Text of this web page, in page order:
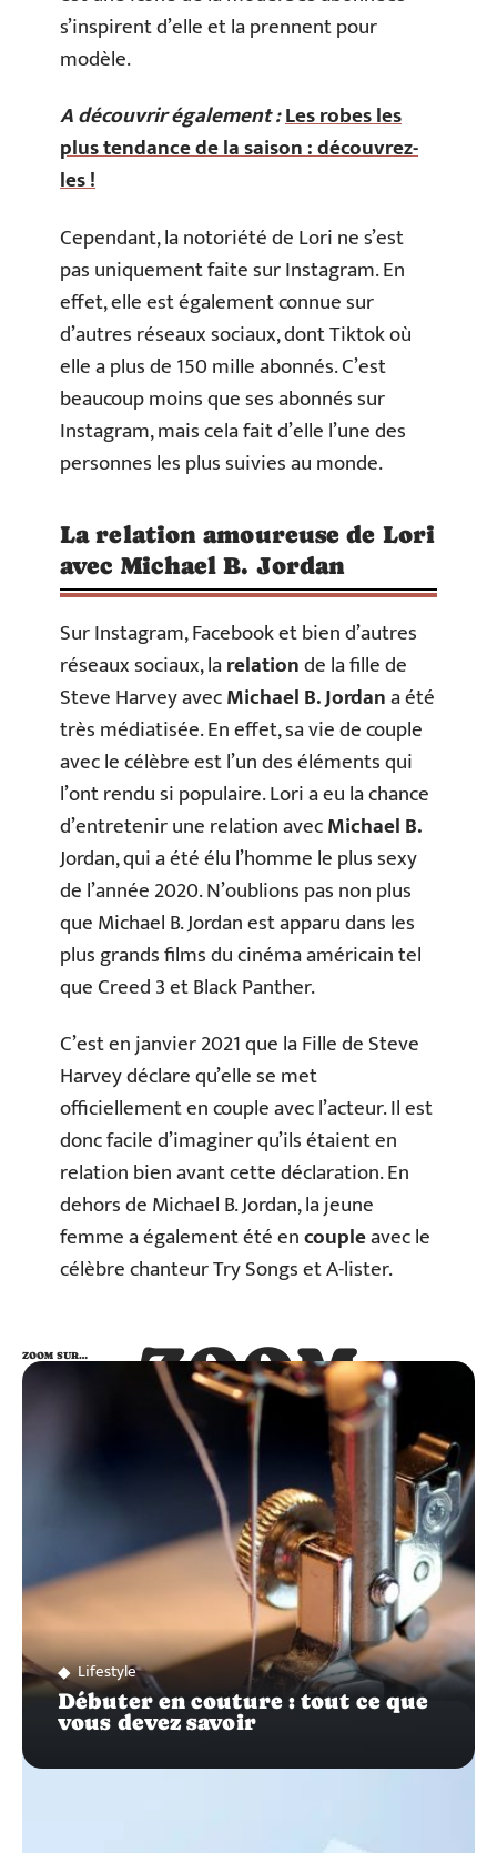
s’inspirent d’elle et la prennent pour
modèle.
A découvrir également :Les robes les
plus tendance de la saison : découvrez-
les !
Cependant, la notoriété de Lori ne s’est
pas uniquement faite sur Instagram. En
effet, elle est également connue sur
d’autres réseaux sociaux, dont Tiktok où
elle a plus de 150 mille abonnés. C’est
beaucoup moins que ses abonnés sur
Instagram, mais cela fait d’elle l’une des
personnes les plus suivies au monde.
La relation amoureuse de Lori
avec Michael B. Jordan
Sur Instagram, Facebook et bien d’autres
réseaux sociaux, larelationde la fille de
Steve Harvey avecMichael B. Jordana été
très médiatisée. En effet, sa vie de couple
avec le célèbre est l’un des éléments qui
l’ont rendu si populaire. Lori a eu la chance
d’entretenir une relation avecMichaelB.
Jordan, qui a été élu l’homme le plus sexy
de l’année 2020. N’oublions pas non plus
que Michael B. Jordan est apparu dans les
plus grands films du cinéma américain tel
que Creed 3 et Black Panther.
C’est en janvier 2021 que la Fille de Steve
Harvey déclare qu’elle se met
officiellement en couple avec l’acteur. Il est
donc facile d’imaginer qu’ils étaient en
relation bien avant cette déclaration. En
dehors de Michael B. Jordan, la jeune
femme a également été encoupleavec le
célèbre chanteur Try Songs et A-lister.
ZOOM
SUR…
ZOOM SUR…
Lifestyle
Débuter en couture : tout ce que
vous devez savoir